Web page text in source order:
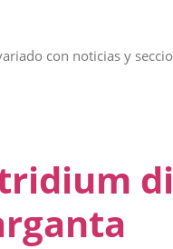
con noticias y